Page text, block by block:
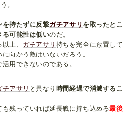
。
を持たずに反撃ガチアサリ を取ったとこ
る可能性は低いのだ。
上、 ガチアサリ 持ちを完全に放置して
向かう敵はいないだろう。
用できないのである。
チアサリ と異なり 時間経過で消滅するこ
残っていれば延長戦に持ち込める最後